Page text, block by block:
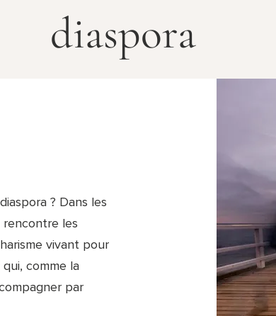
diaspora
? Dans les
rencontre les
vivant pour
comme la
par